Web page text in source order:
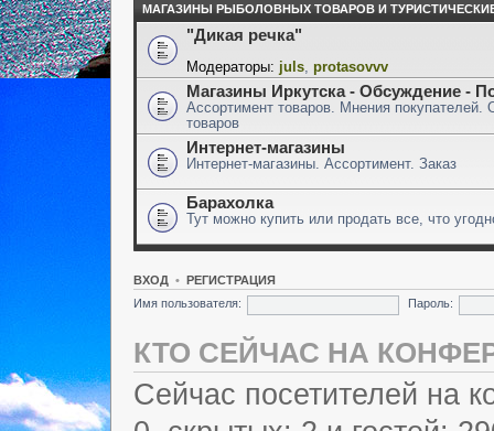
МАГАЗИНЫ РЫБОЛОВНЫХ ТОВАРОВ И
"Дикая речка"
Модераторы: juls protasovvv
Магазины Иркутска - Обсуждение -
Ассортимент товаров. Мнения покупателей.
товаров
Интернет-магазины
Интернет-магазины. Ассортимент. Заказ
Барахолка
Тут можно купить или продать все, что
ВХОД • РЕГИСТРАЦИЯ
Имя пользователя:
Пароль:
КТО СЕЙЧАС НА
Сейчас посетителей на